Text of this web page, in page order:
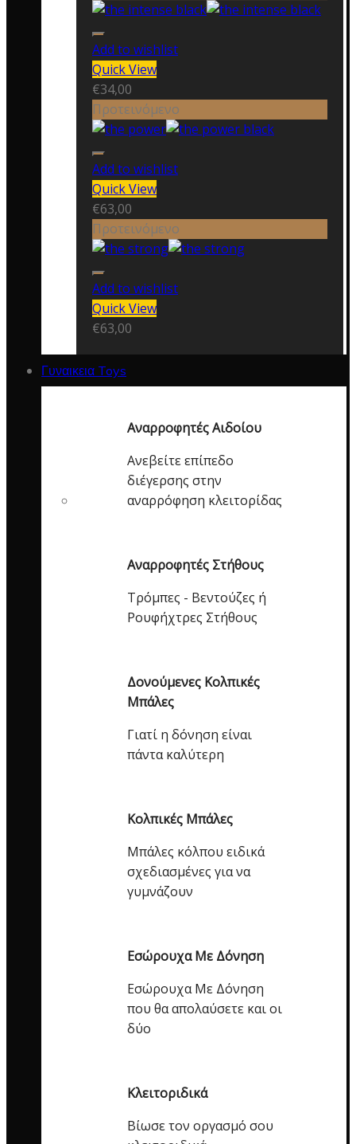
Add to wishlist
Quick View
€34,00
Προτεινόμενο
Add to wishlist
Quick View
€63,00
Προτεινόμενο
Add to wishlist
Quick View
€63,00
Γυναικεια Toys
Αναρροφητές Αιδοίου
Ανεβείτε επίπεδο
διέγερσης στην
αναρρόφηση κλειτορίδας
Αναρροφητές Στήθους
Τρόμπες - Βεντούζες ή
Ρουφήχτρες Στήθους
Δονούμενες Κολπικές
Μπάλες
Γιατί η δόνηση είναι
πάντα καλύτερη
Κολπικές Μπάλες
Μπάλες κόλπου ειδικά
σχεδιασμένες για να
γυμνάζουν
Εσώρουχα Με Δόνηση
Εσώρουχα Με Δόνηση
που θα απολαύσετε και οι
δύο
Κλειτοριδικά
Βίωσε τον οργασμό σου